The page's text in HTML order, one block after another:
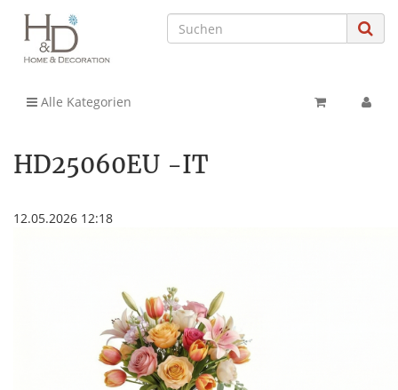
Alle Kategorien
HD25060EU -IT
12.05.2026 12:18